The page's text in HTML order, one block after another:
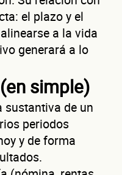
el plazo y el
a la vida
generará a lo
simple)
sustantiva de un
periodos
y de forma